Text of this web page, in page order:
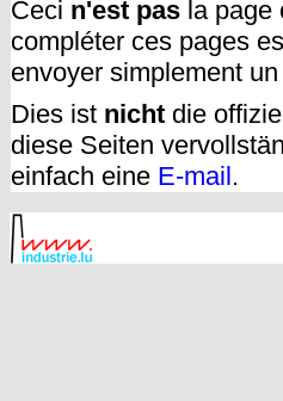
Ceci n'est pas la page
compléter ces pages
envoyer simplement un
Dies ist nicht die
diese Seiten
einfach eine E-mail.